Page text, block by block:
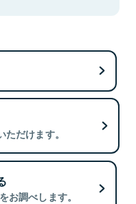
だけます。
お調べします。